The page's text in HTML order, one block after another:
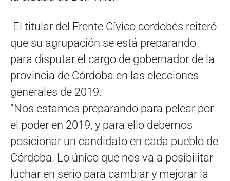
El titular del Frente Cívico cordobés reiteró
que su agrupación se está preparando
para disputar el cargo de gobernador de la
provincia de Córdoba en las elecciones
generales de 2019.
“Nos estamos preparando para pelear por
el poder en 2019, y para ello debemos
posicionar un candidato en cada pueblo de
Córdoba. Lo único que nos va a posibilitar
luchar en serio para cambiar y mejorar la